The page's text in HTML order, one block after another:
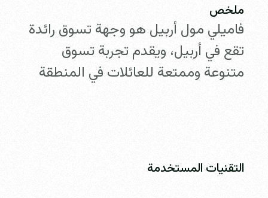
ملخص
فاميلي مول أربيل هو وجهة تسوق رائدة
تقع في أربيل، ويقدم تجربة تسوق
متنوعة وممتعة للعائلات في المنطقة
التقنيات المستخدمة